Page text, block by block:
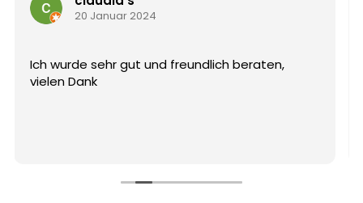
4 Januar 2024
Wir wurden hier super beraten, haben nicht das
Gefühl, dass uns irgendwas verkauft wurde,
kaufen. Man kann sich das Bett so konfigurieren,